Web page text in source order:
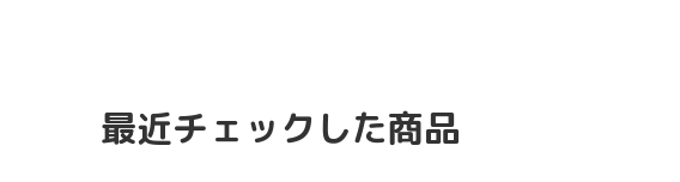
最近チェックした商品